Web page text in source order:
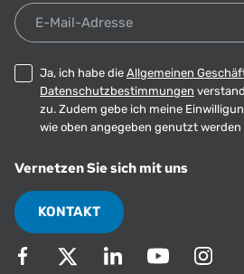
E-Mail-Adresse
Ja, ich habe die Allgemeinen
Datenschutzbestimmungen
zu. Zudem gebe ich meine
wie oben angegeben genutzt
Vernetzen Sie sich mit uns
KONTAKT